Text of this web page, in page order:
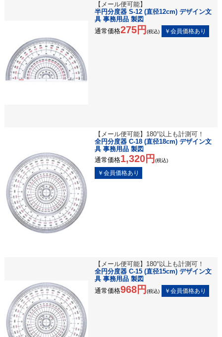
【メール便可能】
半円分度器 S-12 (直径12cm) デザイン文
具 事務用品 製図
通常価格275円 (税込)
【メール便可能】180°以上も計測可！
全円分度器 C-18 (直径18cm) デザイン文
具 事務用品 製図
通常価格1,320円 (税込)
【メール便可能】180°以上も計測可！
全円分度器 C-15 (直径15cm) デザイン文
具 事務用品 製図
通常価格968円 (税込)